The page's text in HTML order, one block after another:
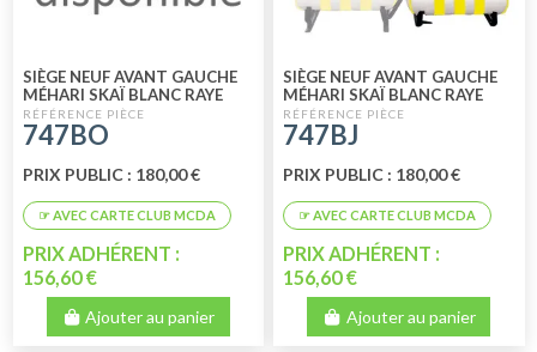
SIÈGE NEUF AVANT GAUCHE
MÉHARI SKAÏ BLANC RAYE
ORANGE
747BO
PRIX PUBLIC : 180,00 €
PRIX ADHÉRENT :
156,60 €
Ajouter au panier
SIÈGE NEUF AVANT GAUCHE
MÉHARI SKAÏ BLANC RAYE
JAUNE
747BJ
PRIX PUBLIC : 180,00 €
PRIX ADHÉRENT :
156,60 €
Ajouter au panier